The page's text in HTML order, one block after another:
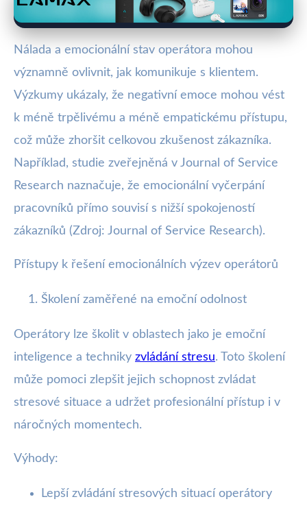
Nálada a emocionální stav operátora mohou
významně ovlivnit, jak komunikuje s klientem.
Výzkumy ukázaly, že negativní emoce mohou vést
k méně trpělivému a méně empatickému přístupu,
což může zhoršit celkovou zkušenost zákazníka.
Například, studie zveřejněná v Journal of Service
Research naznačuje, že emocionální vyčerpání
pracovníků přímo souvisí s nižší spokojeností
zákazníků (Zdroj: Journal of Service Research).
Přístupy k řešení emocionálních výzev operátorů
Školení zaměřené na emoční odolnost
Operátory lze školit v oblastech jako je emoční
inteligence a techniky zvládání stresu. Toto školení
může pomoci zlepšit jejich schopnost zvládat
stresové situace a udržet profesionální přístup i v
náročných momentech.
Výhody:
Lepší zvládání stresových situací operátory